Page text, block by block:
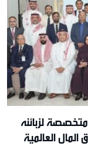
لزبائنه
العالمية